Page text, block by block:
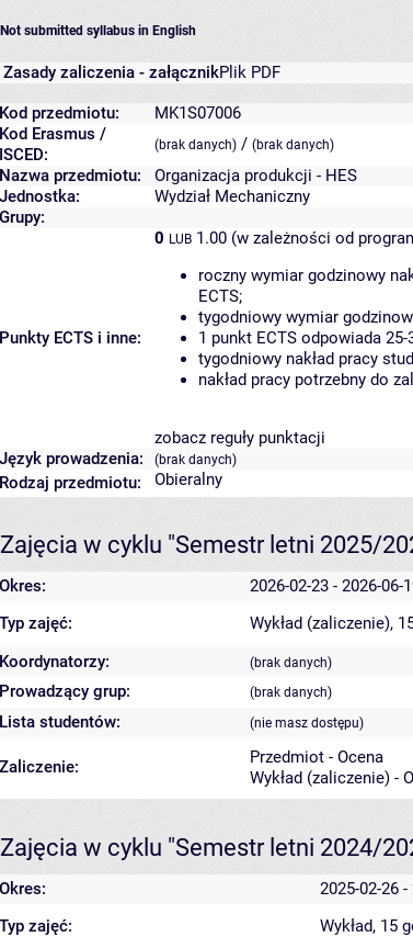
Not submitted syllabus in English
Zasady zaliczenia - załącznikPlik PDF
Kod przedmiotu:
MK1S07006
Kod Erasmus /
ISCED:
(brak danych) / (brak danych)
Nazwa przedmiotu:
Organizacja produkcji - HES
Jednostka:
Wydział Mechaniczny
Grupy:
Punkty ECTS i inne:
0 LUB 1.00 (w zależności od
roczny wymiar godzinowy
ECTS;
tygodniowy wymiar
1 punkt ECTS odpowiada
tygodniowy nakład pracy
nakład pracy potrzebny do
zobacz reguły punktacji
Język prowadzenia:
(brak danych)
Rodzaj przedmiotu: Obieralny
Zajęcia w cyklu "Semestr letni 2025/
Okres: 2026-02-23 - 2026-06-
Typ zajęć: Wykład (zaliczenie),
Koordynatorzy:
(brak danych)
Prowadzący grup: (brak danych)
Lista studentów: (nie masz dostępu)
Zaliczenie:
Przedmiot - Ocena
Wykład (zaliczenie) -
Zajęcia w cyklu "Semestr letni 2024/
Okres: 2025-02-26 -
Typ zajęć: Wykład, 15